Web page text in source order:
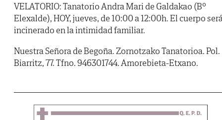
VELATORIO: Tanatorio Andra Mari de Galdakao (Bº
Elexalde), HOY, jueves, de 10:00 a 12:00h. El cuerpo
incinerado en la intimidad familiar.
Nuestra Señora de Begoña. Zornotzako Tanatorioa. Pol.
Biarritz, 77. Tfno. 946301744. Amorebieta-Etxano.